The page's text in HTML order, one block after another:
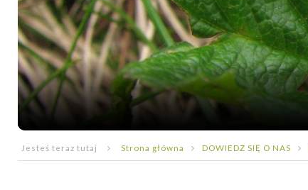
Jesteś teraz tutaj Strona główna DOWIEDZ SIĘ O NAS